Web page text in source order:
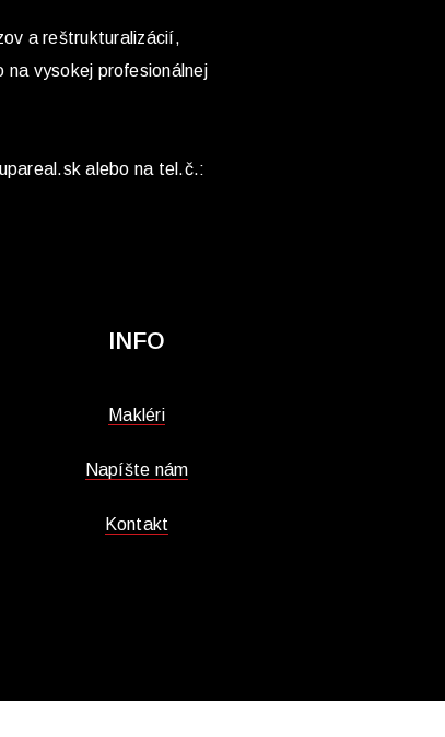
a reštrukturalizácií,
vysokej profesionálnej
alebo na tel.č.:
INFO
Makléri
Napíšte nám
Kontakt